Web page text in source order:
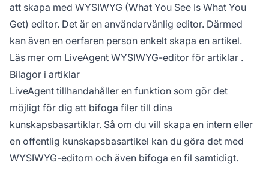
att skapa med WYSIWYG (What You See Is What You
Get) editor. Det är en användarvänlig editor. Därmed
kan även en oerfaren person enkelt skapa en artikel.
Läs mer om LiveAgent WYSIWYG-editor för artiklar .
Bilagor i artiklar
LiveAgent tillhandahåller en funktion som gör det
möjligt för dig att bifoga filer till dina
kunskapsbasartiklar. Så om du vill skapa en intern eller
en offentlig kunskapsbasartikel kan du göra det med
WYSIWYG-editorn och även bifoga en fil samtidigt.